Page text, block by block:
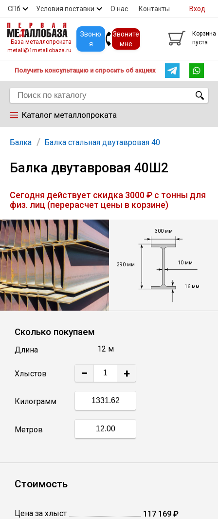
СПб Условия поставки О нас Контакты
Скидки Прайс Покупателям
Вход
База металлопроката
metall@1metallobaza.ru
Звоню
я
Звоните
мне
Корзина
пуста
Получить консультацию и спросить об акциях
Каталог металлопроката
Арматура
Труба профильная
Труба
Лист
Уголок
Балка
Катанка
Винтовые сваи
Балка Балка стальная двутавровая 40
Балка двутавровая 40Ш2
Сегодня действует скидка 3000 ₽ с тонны для
физ. лиц (перерасчет цены в корзине)
390 мм
300 мм
10 мм
16 мм
Сколько покупаем
Длина 12 м
Хлыстов − +
Килограмм
Метров
Стоимость
Цена за хлыст 117 169 ₽